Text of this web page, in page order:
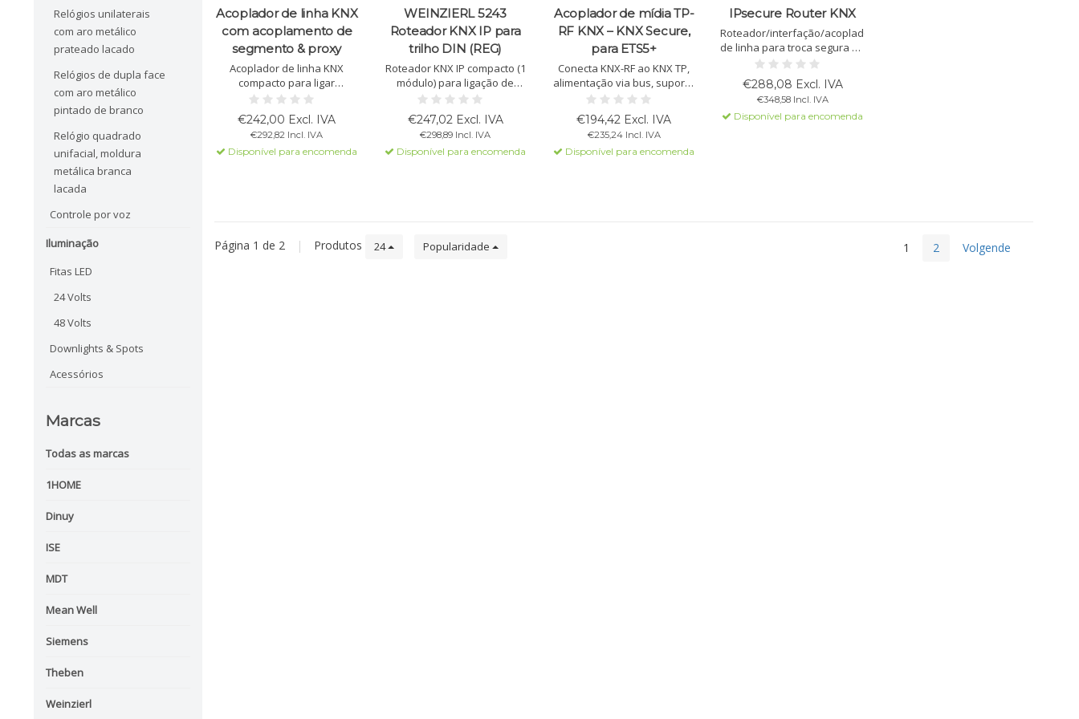
Relógios unilaterais
com aro metálico
prateado lacado
Relógios de dupla face
com aro metálico
pintado de branco
Relógio quadrado
unifacial, moldura
metálica branca
lacada
Controle por voz
Iluminação
Fitas LED
24 Volts
48 Volts
Downlights & Spots
Acessórios
Marcas
Todas as marcas
1HOME
Dinuy
ISE
MDT
Mean Well
Siemens
Theben
Weinzierl
Acoplador de linha KNX
com acoplamento de
segmento & proxy
Acoplador de linha KNX
compacto para ligar
segmentos de bus com
isolamento galvânico.
Suporta KNX Data Security,
Long Frames, acoplamento
de segmento e secure proxy.
€242,00 Excl. IVA
€292,82 Incl. IVA
Disponível para encomenda
WEINZIERL 5243
Roteador KNX IP para
trilho DIN (REG)
Roteador KNX IP compacto (1
módulo) para ligação de
linhas via LAN e ETS.
Alimentado pelo bus, com
filtro, buffer e LEDs de
diagnóstico.
€247,02 Excl. IVA
€298,89 Incl. IVA
Disponível para encomenda
Acoplador de mídia TP-
RF KNX – KNX Secure,
para ETS5+
Conecta KNX-RF ao KNX TP,
alimentação via bus, suporta
KNX Secure, downloads
rápidos, função repetidor,
alcance até 30 m.
€194,42 Excl. IVA
€235,24 Incl. IVA
Disponível para encomenda
IPsecure Router KNX
Roteador/interfação/acoplador
de linha para troca segura de
dados entre redes KNX e IP.
Suporta KNX IP Secure, com 5
servidores de tunelamento e
unicast para 10 dispositivos.
€288,08 Excl. IVA
€348,58 Incl. IVA
Disponível para encomenda
Página 1 de 2 | Produtos 24 Popularidade 1 2 Volgende